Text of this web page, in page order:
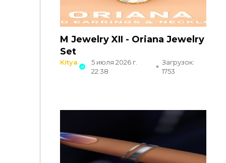
M Jewelry XII - Oriana Jewelry
Set
Kitya
5 июля 2026 г.
22:38
Загрузок:
1753